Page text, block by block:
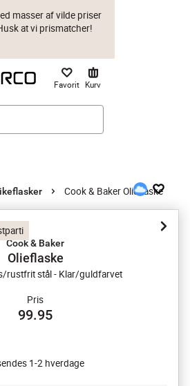
Prismatch
masser af vilde priser
at vi prismatcher!
Favorit Kurv
Cook & Baker Olieflaske
Cook & Baker
Olieflaske
rustfrit stål - Klar/guldfarvet
Pris
99.95
1-2 hverdage